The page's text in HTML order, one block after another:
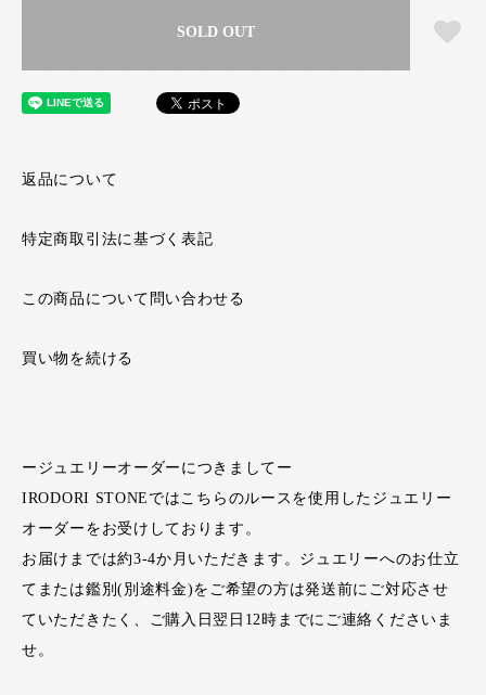
SOLD OUT
返品について
特定商取引法に基づく表記
この商品について問い合わせる
買い物を続ける
ージュエリーオーダーにつきましてー
IRODORI STONEではこちらのルースを使用したジュエリー
オーダーをお受けしております。
お届けまでは約3-4か月いただきます。ジュエリーへのお仕立
てまたは鑑別(別途料金)をご希望の方は発送前にご対応させ
ていただきたく、ご購入日翌日12時までにご連絡くださいま
せ。